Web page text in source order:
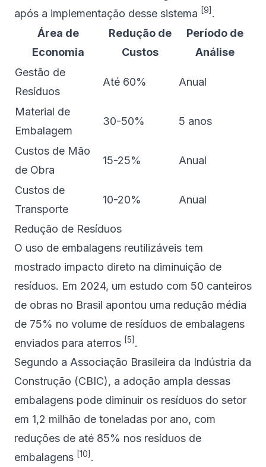
após a implementação desse sistema [9] .
Área de
Economia
Redução de
Custos
Período de
Análise
Gestão de
Resíduos
Até 60% Anual
Material de
Embalagem
30-50% 5 anos
Custos de Mão
de Obra
15-25% Anual
Custos de
Transporte
10-20% Anual
Redução de Resíduos
O uso de embalagens reutilizáveis tem
mostrado impacto direto na diminuição de
resíduos. Em 2024, um estudo com 50 canteiros
de obras no Brasil apontou uma redução média
de 75% no volume de resíduos de embalagens
enviados para aterros [5] .
Segundo a Associação Brasileira da Indústria da
Construção (CBIC), a adoção ampla dessas
embalagens pode diminuir os resíduos do setor
em 1,2 milhão de toneladas por ano, com
reduções de até 85% nos resíduos de
embalagens [10] .